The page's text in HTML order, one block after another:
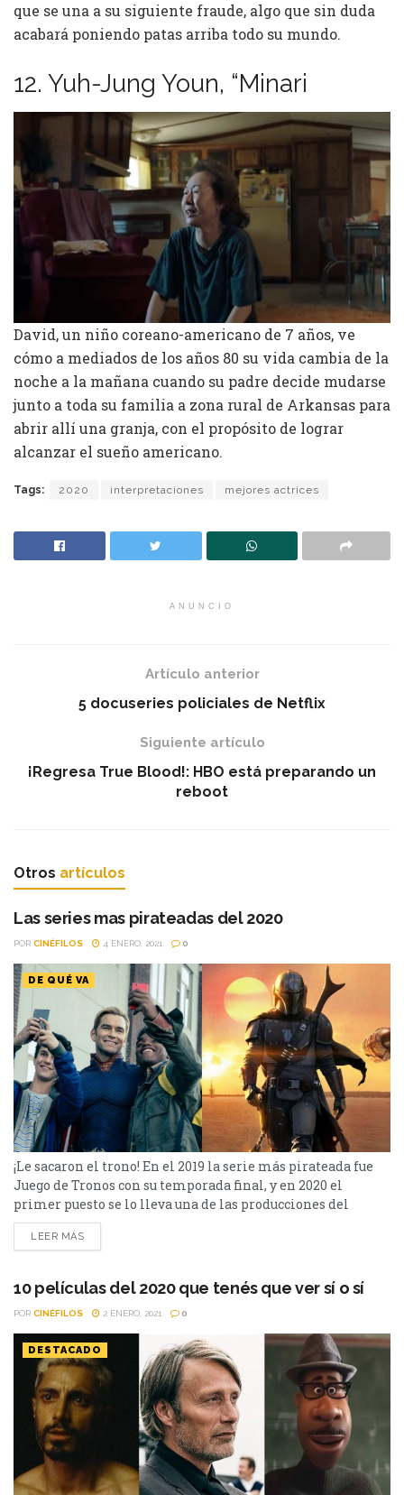
que se una a su siguiente fraude, algo que sin duda
acabará poniendo patas arriba todo su mundo.
12. Yuh-Jung Youn, “Minari
David, un niño coreano-americano de 7 años, ve
cómo a mediados de los años 80 su vida cambia de la
noche a la mañana cuando su padre decide mudarse
junto a toda su familia a zona rural de Arkansas para
abrir allí una granja, con el propósito de lograr
alcanzar el sueño americano.
Tags: 2020 interpretaciones mejores actrices
ANUNCIO
Artículo anterior
5 docuseries policiales de Netflix
Siguiente artículo
¡Regresa True Blood!: HBO está preparando un
reboot
Otros artículos
Las series mas pirateadas del 2020
POR CINÉFILOS 4 ENERO, 2021 0
DE QUÉ VA
¡Le sacaron el trono! En el 2019 la serie más pirateada fue
Juego de Tronos con su temporada final, y en 2020 el
primer puesto se lo lleva una de las producciones del
momento: The Mandalorian. A continuación, el listado
completo: 10- The Flash 9- The Arrow 8- The Outsider 7-
LEER MÁS
10 películas del 2020 que tenés que ver sí o sí
POR CINÉFILOS 2 ENERO, 2021 0
DESTACADO